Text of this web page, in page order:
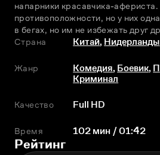
напарники красавчика-
противоположности, но у них
в бегах, но им не избежать друг
Страна
Китай, Нидерланды
Жанр Комедия, Боевик,
Криминал
Качество Full HD
Время 102 мин / 01:42
Рейтинг